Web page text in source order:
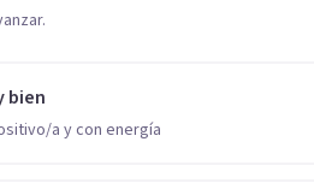
bien
a y con energía